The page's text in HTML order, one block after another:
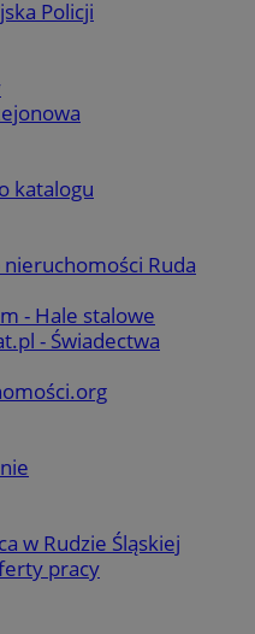
Policji
katalogu
nieruchomości Ruda
- Hale stalowe
- Świadectwa
w Rudzie Śląskiej
pracy